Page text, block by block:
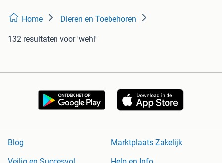
Home Dieren en Toebehoren
132 resultaten voor 'wehl'
Blog
Marktplaats Zakelijk